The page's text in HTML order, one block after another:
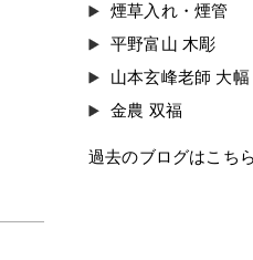
煙草入れ・煙管
平野富山 木彫
山本玄峰老師 大幅
金農 双福
過去のブログはこちら